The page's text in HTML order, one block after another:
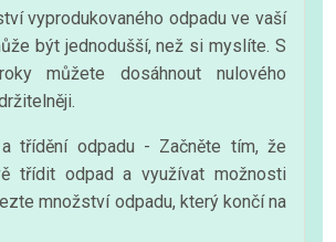
vyprodukovaného odpadu ve vaší
být jednodušší, než si myslíte. S
můžete dosáhnout nulového
třídění odpadu - Začněte tím, že
třídit odpad a využívat možnosti
množství odpadu, který končí na